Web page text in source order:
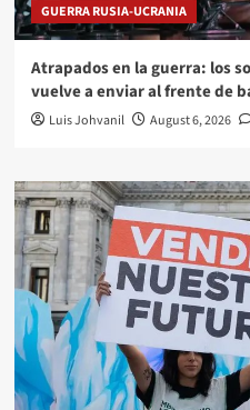
GUERRA RUSIA-UCRANIA
Atrapados en la guerra: los
vuelve a enviar al frente de
Luis Johvanil August 6, 2026